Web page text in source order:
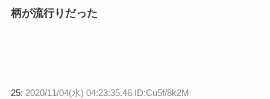
柄が流行りだった
25: 2020/11/04(水) 04:23:35.46 ID:Cu5f/8k2M